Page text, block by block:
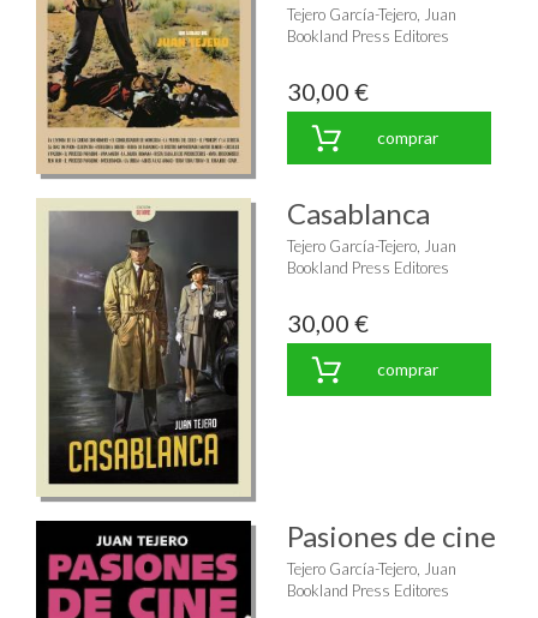
Tejero García-Tejero, Juan
Bookland Press Editores
30,00 €
comprar
Casablanca
Tejero García-Tejero, Juan
Bookland Press Editores
30,00 €
comprar
Pasiones de cine
Tejero García-Tejero, Juan
Bookland Press Editores